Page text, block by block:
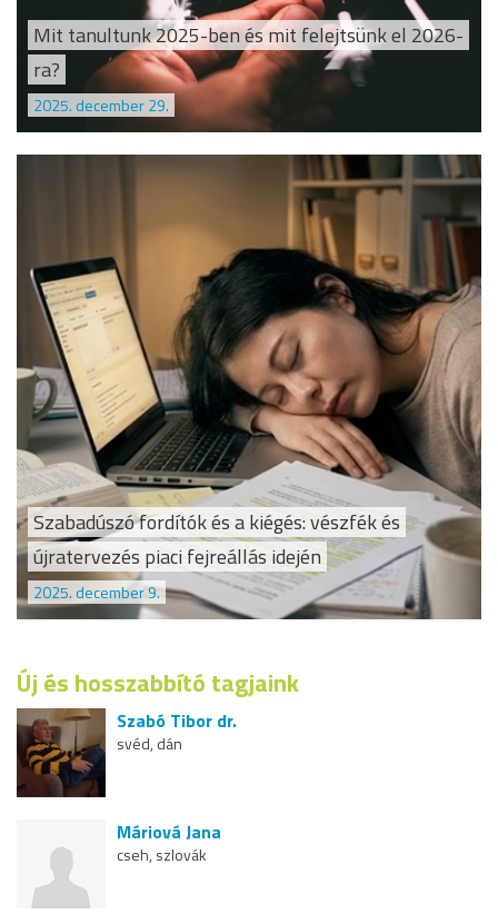
Mit tanultunk 2025-ben és mit felejtsünk el 2026-
ra?
2025. december 29.
Szabadúszó fordítók és a kiégés: vészfék és
újratervezés piaci fejreállás idején
2025. december 9.
Új és hosszabbító tagjaink
Szabó Tibor dr.
svéd, dán
Máriová Jana
cseh, szlovák